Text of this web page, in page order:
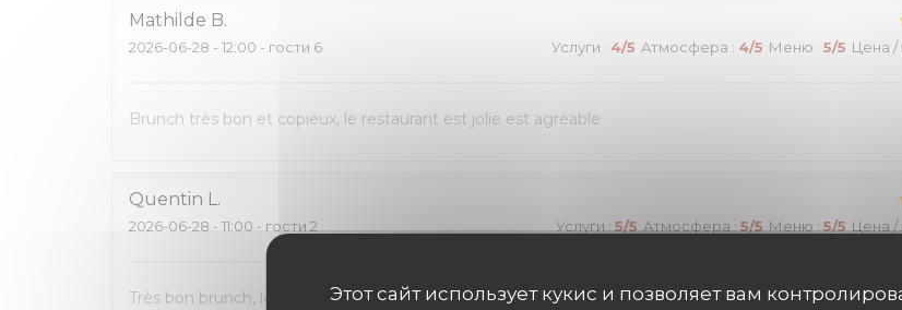
Этот сайт использует кукис и позволяет вам
Mathilde B
2026-06-28 - 12:00 - гости 6 Услуги : 4/5 Атмосфера : 4/5 Меню : 5/5 Цена /
Brunch très bon et copieux, le restaurant est jolie est agréable
Quentin L
2026-06-28 - 11:00 - гости 2 Услуги : 5/5 Атмосфера : 5/5 Меню : 5/5 Цена /
Très bon brunch, les menus proposent beaucoup de choix. Peut être que les pomme de terre